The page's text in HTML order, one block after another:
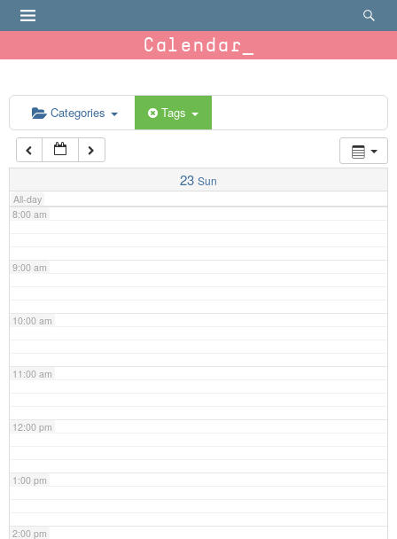
Calendar
Categories Tags
23 Sun
All-day
6:00 am
7:00 am
8:00 am
9:00 am
10:00 am
11:00 am
12:00 pm
1:00 pm
2:00 pm